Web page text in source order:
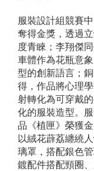
服裝設計組競賽
奪得金獎，透過
度青睞；李翔傑
車體作為花瓶意
型的創新語言；
得，作品將心理
射轉化為可穿戴
化的服裝造型。
品《植匣》榮獲
以絨花薜荔纏繞
璃罩，搭配銀色
鍍配件搭配頸圈